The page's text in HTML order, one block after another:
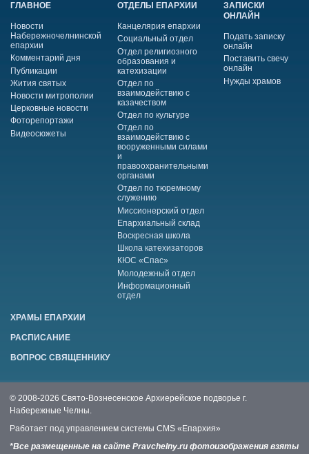
ГЛАВНОЕ
Новости
Набережночелнинской
епархии
Комментарий дня
Публикации
Жития святых
Новости митрополии
Церковные новости
Фоторепортажи
Видеосюжеты
ОТДЕЛЫ ЕПАРХИИ
Канцелярия епархии
Социальный отдел
Отдел религиозного
образования и
катехизации
Отдел по
взаимодействию с
казачеством
Отдел по культуре
Отдел по
взаимодействию с
вооруженными силами
и
правоохранительными
органами
Отдел по тюремному
служению
Миссионерский отдел
Епархиальный склад
Воскресная школа
Школа катехизаторов
КЮС «Спас»
Молодежный отдел
Информационный
отдел
ЗАПИСКИ
ОНЛАЙН
Подать записку
онлайн
Поставить свечу
онлайн
Нужды храмов
ХРАМЫ ЕПАРХИИ
РАСПИСАНИЕ
ВОПРОС СВЯЩЕННИКУ
© 2008-2026 Свято-Вознесенское Архиерейское подворье г.
Набережные Челны.
Работает под управлением системы CMS «Епархия»
*Все размещенные на сайте Pravchelny.ru фотоизображения взяты